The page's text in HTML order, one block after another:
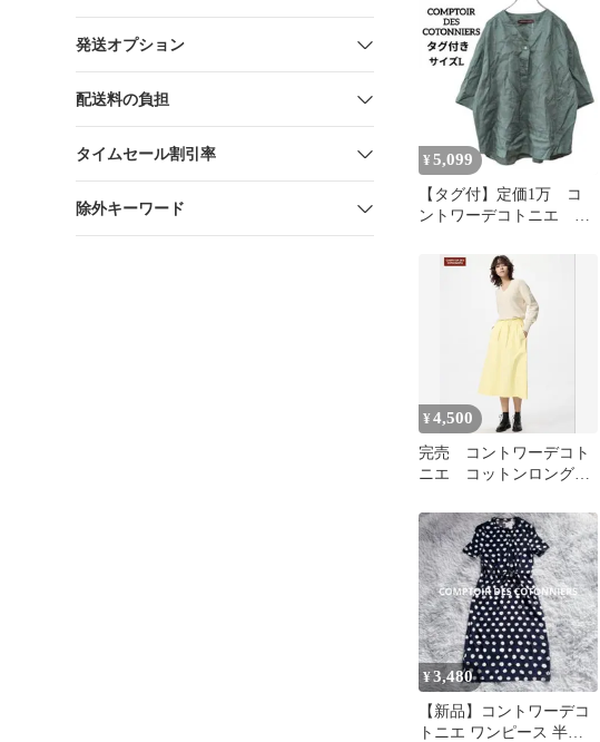
発送オプション
配送料の負担
タイムセール割引率
除外キーワード
¥ 5,099
【タグ付】定価1万 コ
ントワーデコトニエ ス
ン L 緑系
¥4,500
完売 コントワーデコト
ニエ コットンロングス
¥3,480
【新品】コントワーデコ
トニエ ワンピース 半袖